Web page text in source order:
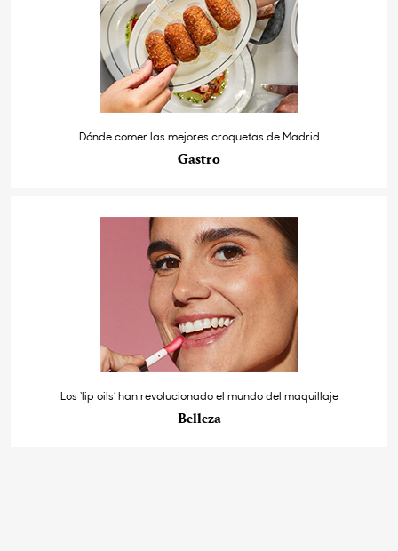
Dónde comer las mejores croquetas de Madrid
Gastro
Los ‘lip oils’ han revolucionado el mundo del maquillaje
Belleza